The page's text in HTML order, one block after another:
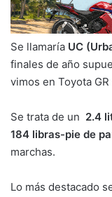
Se llamaría UC
finales de año
vimos en Toyota
Se trata de un 2.4
184 libras-pie de pa
marchas.
Lo más destacado